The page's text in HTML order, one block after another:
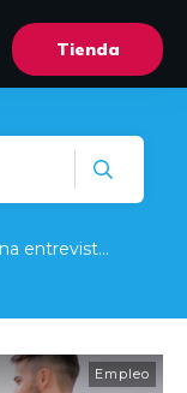
Tienda
Tag: prepararse para una entrevista de trabajo
Empleo